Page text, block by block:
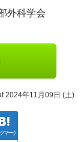
外科学会
2024年11月09日 (土)
マーク